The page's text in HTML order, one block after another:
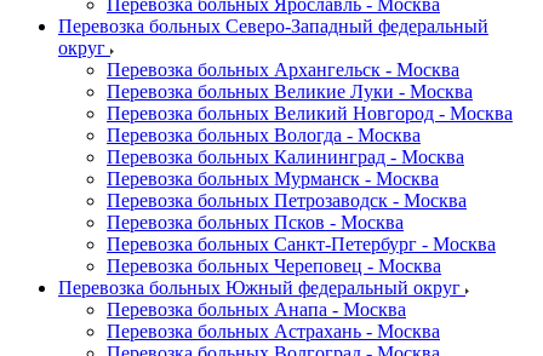
Перевозка больных Ярославль - Москва
Перевозка больных Северо-Западный федеральный
округ
Перевозка больных Архангельск - Москва
Перевозка больных Великие Луки - Москва
Перевозка больных Великий Новгород - Москва
Перевозка больных Вологда - Москва
Перевозка больных Калининград - Москва
Перевозка больных Мурманск - Москва
Перевозка больных Петрозаводск - Москва
Перевозка больных Псков - Москва
Перевозка больных Санкт-Петербург - Москва
Перевозка больных Череповец - Москва
Перевозка больных Южный федеральный округ
Перевозка больных Анапа - Москва
Перевозка больных Астрахань - Москва